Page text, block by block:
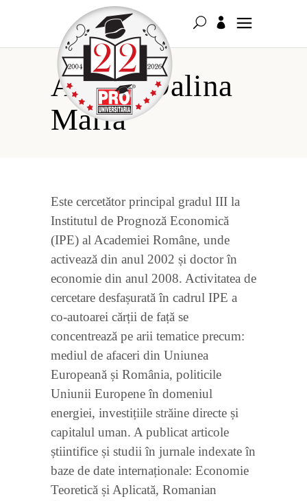
Andrei Dalina
Maria
Este cercetător principal gradul III la
Institutul de Prognoză Economică
(IPE) al Academiei Române, unde
activează din anul 2002 și doctor în
economie din anul 2008. Activitatea de
cercetare desfașurată în cadrul IPE a
co-autoarei cărții de față se
concentrează pe arii tematice precum:
mediul de afaceri din Uniunea
Europeană și România, politicile
Uniunii Europene în domeniul
energiei, investițiile străine directe și
capitalul uman. A publicat articole
știintifice și studii în jurnale indexate în
baze de date internaționale: Economie
Teoretică și Aplicată, Romanian